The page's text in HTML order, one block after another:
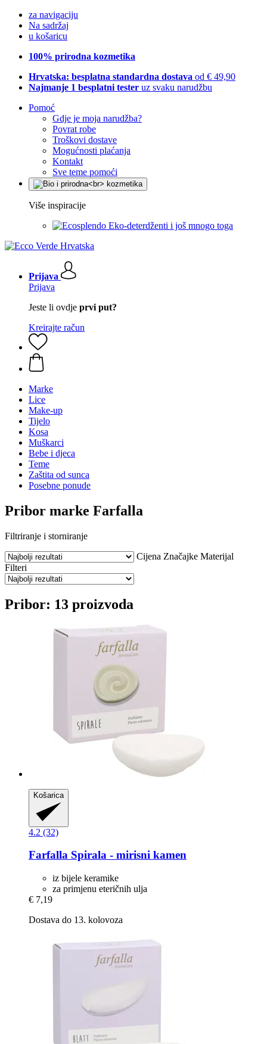
za navigaciju
Na sadržaj
u košaricu
100% prirodna kozmetika
Hrvatska: besplatna standardna dostava od € 49,90
Najmanje 1 besplatni tester uz svaku narudžbu
Pomoć
Gdje je moja narudžba?
Povrat robe
Troškovi dostave
Mogućnosti plaćanja
Kontakt
Sve teme pomoći
Više inspiracije
Eko-deterdženti i još mnogo toga
Prijava
Prijava
Jeste li ovdje prvi put?
Kreirajte račun
Marke
Lice
Make-up
Tijelo
Kosa
Muškarci
Bebe i djeca
Teme
Zaštita od sunca
Posebne ponude
Pribor marke Farfalla
Filtriranje i storniranje
Cijena Značajke Materijal
Filteri
Pribor: 13 proizvoda
Košarica
4.2 (32)
Farfalla Spirala -​ mirisni kamen
iz bijele keramike
za primjenu eteričnih ulja
€ 7,19
Dostava do 13. kolovoza